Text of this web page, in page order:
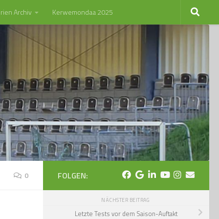
Archiv Kerwemondaa 2025
0 FOLGEN:
NÄCHSTER BEITRAG
Letzte Tests vor dem Saison-Auftakt